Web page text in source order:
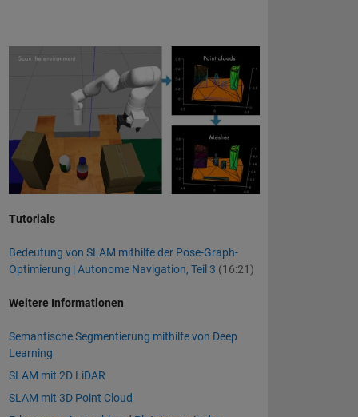
Tutorials
Bedeutung von SLAM mithilfe der Pose-Graph-
Optimierung | Autonome Navigation, Teil 3 (16:21)
Weitere Informationen
Semantische Segmentierung mithilfe von Deep
Learning
SLAM mit 2D LiDAR
SLAM mit 3D Point Cloud